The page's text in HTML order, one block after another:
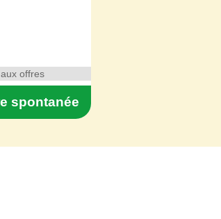
spontanée
offres